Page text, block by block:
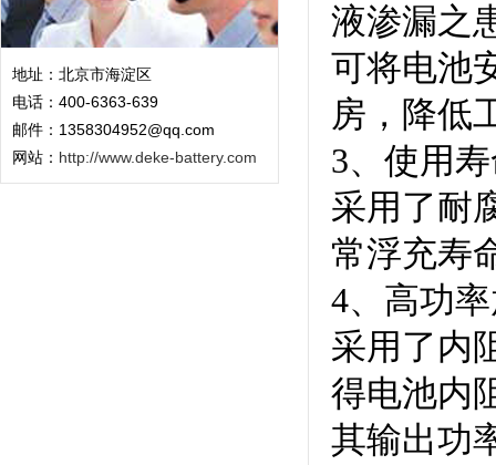
地址：北京市海淀区
电话：400-6363-639
邮件：1358304952@qq.com
网站： http://www.deke-battery.com
液渗漏之
可将电池
房，降低
3、使用
采用了耐
常浮充寿
4、高功
采用了内
得电池内
其输出功